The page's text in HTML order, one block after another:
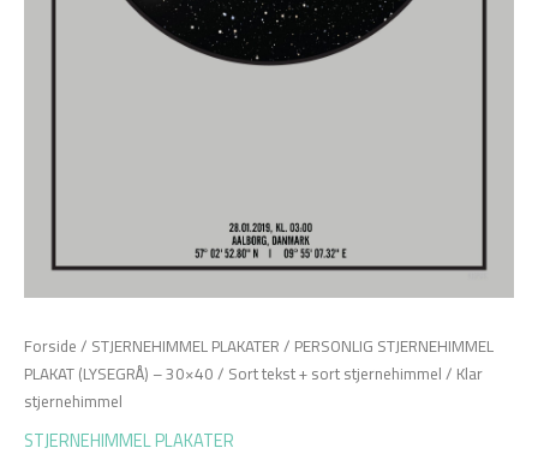
Forside / STJERNEHIMMEL PLAKATER / PERSONLIG STJERNEHIMMEL
PLAKAT (LYSEGRÅ) – 30×40 / Sort tekst + sort stjernehimmel / Klar
stjernehimmel
STJERNEHIMMEL PLAKATER